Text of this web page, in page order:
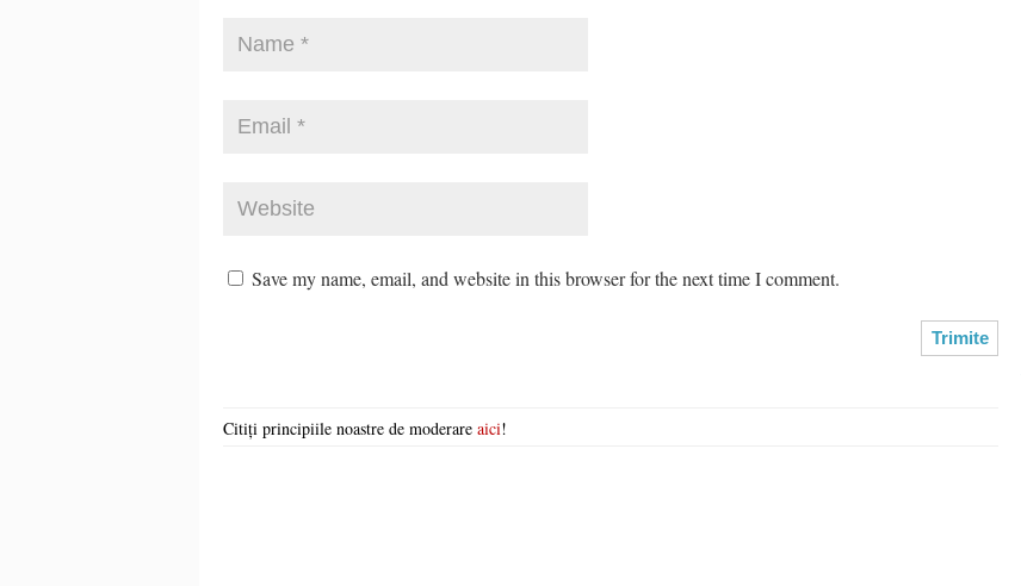
Save my name, email, and website in this browser for the next time I comment.
Citiți principiile noastre de moderare aici!